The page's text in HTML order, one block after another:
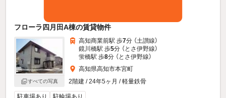
フローラ四月田A棟の賃貸物件
すべての写真
高知商業前駅 歩7分 （土讃線）
鏡川橋駅 歩5分 （とさ伊野線）
蛍橋駅 歩8分 （とさ伊野線）
高知県高知市本宮町
2階建 / 24年5ヶ月 / 軽量鉄骨